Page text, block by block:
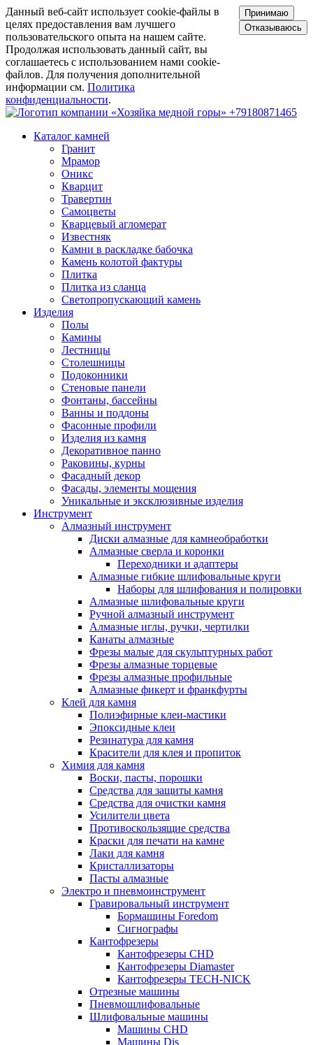
Данный веб-сайт использует cookie-файлы в
целях предоставления вам лучшего
пользовательского опыта на нашем сайте.
Продолжая использовать данный сайт, вы
соглашаетесь с использованием нами cookie-
файлов. Для получения дополнительной
информации см. Политика
конфиденциальности.
Принимаю
Отказываюсь
+79180871465
Каталог камней
Гранит
Мрамор
Оникс
Кварцит
Травертин
Самоцветы
Кварцевый агломерат
Известняк
Камни в раскладке бабочка
Камень колотой фактуры
Плитка
Плитка из сланца
Светопропускающий камень
Изделия
Полы
Камины
Лестницы
Столешницы
Подоконники
Стеновые панели
Фонтаны, бассейны
Ванны и поддоны
Фасонные профили
Изделия из камня
Декоративное панно
Раковины, курны
Фасадный декор
Фасады, элементы мощения
Уникальные и эксклюзивные изделия
Инструмент
Алмазный инструмент
Диски алмазные для камнеобработки
Алмазные сверла и коронки
Переходники и адаптеры
Алмазные гибкие шлифовальные круги
Наборы для шлифования и полировки
Алмазные шлифовальные круги
Ручной алмазный инструмент
Алмазные иглы, ручки, чертилки
Канаты алмазные
Фрезы малые для скульптурных работ
Фрезы алмазные торцевые
Фрезы алмазные профильные
Алмазные фикерт и франкфурты
Клей для камня
Полиэфирные клеи-мастики
Эпоксидные клеи
Резинатура для камня
Красители для клея и пропиток
Химия для камня
Воски, пасты, порошки
Средства для защиты камня
Средства для очистки камня
Усилители цвета
Противоскользящие средства
Краски для печати на камне
Лаки для камня
Кристаллизаторы
Пасты алмазные
Электро и пневмоинструмент
Гравировальный инструмент
Бормашины Foredom
Сигнографы
Кантофрезеры
Кантофрезеры CHD
Кантофрезеры Diamaster
Кантофрезеры TECH-NICK
Отрезные машины
Пневмошлифовальные
Шлифовальные машины
Машины CHD
Машины Dis